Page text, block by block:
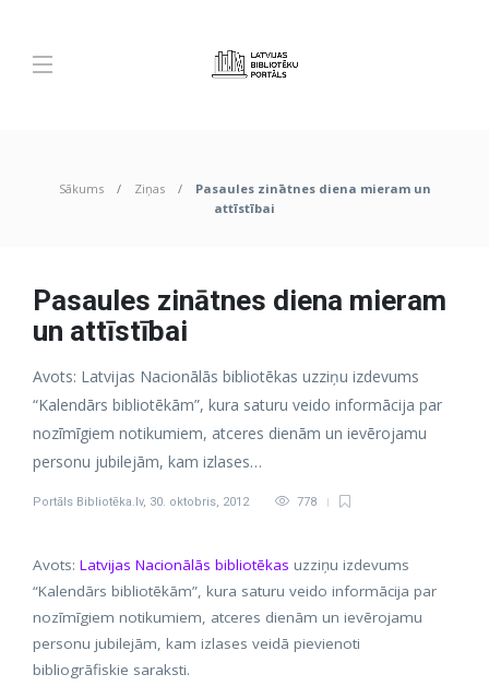
Sākums Ziņas
Pasaules zinātnes diena mieram un
attīstībai
Pasaules zinātnes diena mieram
un attīstībai
Avots: Latvijas Nacionālās bibliotēkas uzziņu izdevums
“Kalendārs bibliotēkām”, kura saturu veido informācija par
nozīmīgiem notikumiem, atceres dienām un ievērojamu
personu jubilejām, kam izlases…
Portāls Bibliotēka.lv, 30. oktobris, 2012 778
Avots: Latvijas Nacionālās bibliotēkas uzziņu izdevums
“Kalendārs bibliotēkām”, kura saturu veido informācija par
nozīmīgiem notikumiem, atceres dienām un ievērojamu
personu jubilejām, kam izlases veidā pievienoti
bibliogrāfiskie saraksti.